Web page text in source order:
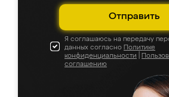
Отправить
Я соглашаюсь на передачу
данных согласно Политике
конфиденциальности
соглашению